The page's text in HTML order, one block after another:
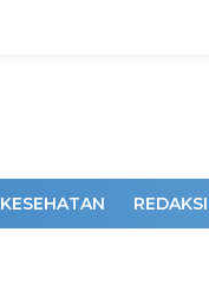
KESEHATAN REDAKSI